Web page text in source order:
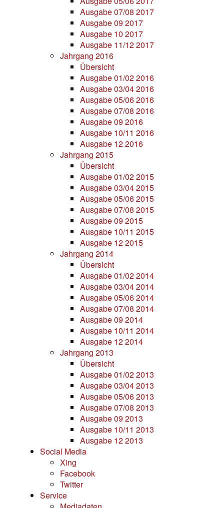
Ausgabe 07/08 2017
Ausgabe 09 2017
Ausgabe 10 2017
Ausgabe 11/12 2017
Jahrgang 2016
Übersicht
Ausgabe 01/02 2016
Ausgabe 03/04 2016
Ausgabe 05/06 2016
Ausgabe 07/08 2016
Ausgabe 09 2016
Ausgabe 10/11 2016
Ausgabe 12 2016
Jahrgang 2015
Übersicht
Ausgabe 01/02 2015
Ausgabe 03/04 2015
Ausgabe 05/06 2015
Ausgabe 07/08 2015
Ausgabe 09 2015
Ausgabe 10/11 2015
Ausgabe 12 2015
Jahrgang 2014
Übersicht
Ausgabe 01/02 2014
Ausgabe 03/04 2014
Ausgabe 05/06 2014
Ausgabe 07/08 2014
Ausgabe 09 2014
Ausgabe 10/11 2014
Ausgabe 12 2014
Jahrgang 2013
Übersicht
Ausgabe 01/02 2013
Ausgabe 03/04 2013
Ausgabe 05/06 2013
Ausgabe 07/08 2013
Ausgabe 09 2013
Ausgabe 10/11 2013
Ausgabe 12 2013
Social Media
Xing
Facebook
Twitter
Service